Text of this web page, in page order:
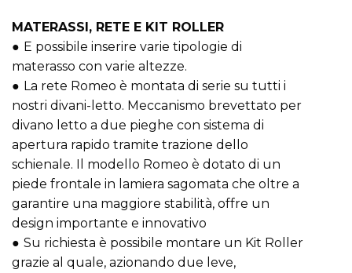
MATERASSI, RETE E KIT ROLLER
● E possibile inserire varie tipologie di
materasso con varie altezze.
● La rete Romeo è montata di serie su tutti i
nostri divani-letto. Meccanismo brevettato per
divano letto a due pieghe con sistema di
apertura rapido tramite trazione dello
schienale. Il modello Romeo è dotato di un
piede frontale in lamiera sagomata che oltre a
garantire una maggiore stabilità, offre un
design importante e innovativo
● Su richiesta è possibile montare un Kit Roller
grazie al quale, azionando due leve,